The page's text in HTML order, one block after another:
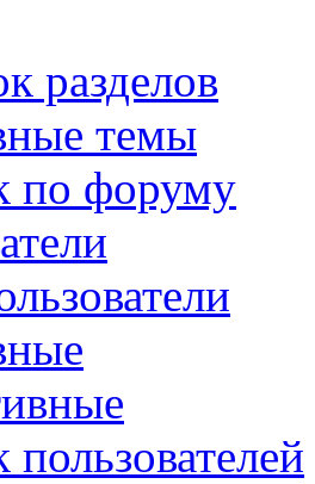
разделов
темы
по форуму